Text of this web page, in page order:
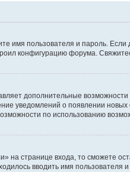
имя пользователя и пароль.
конфигурацию форума.
дополнительные
уведомлений о появлении
по использованию
на странице входа, то сможете
вводить имя